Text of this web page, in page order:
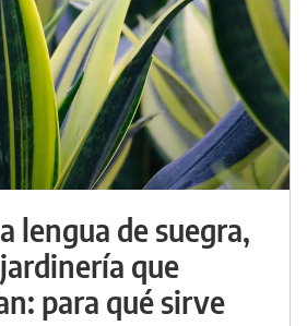
lengua de suegra,
que
para qué sirve